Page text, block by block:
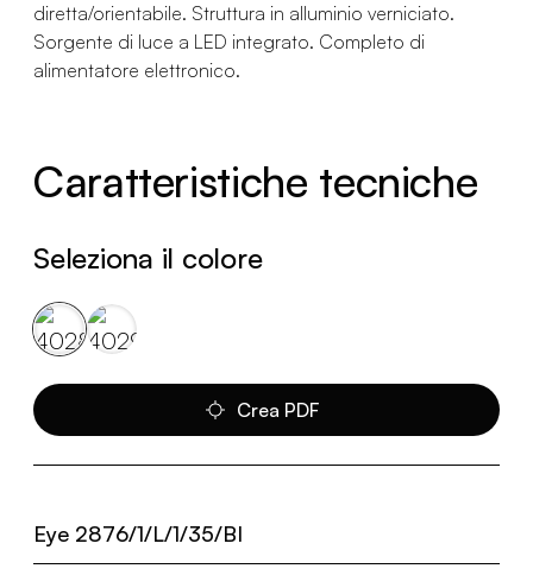
diretta/orientabile. Struttura in alluminio verniciato.
Sorgente di luce a LED integrato. Completo di
alimentatore elettronico.
Caratteristiche tecniche
Seleziona il colore
Crea PDF
Eye 2876/1/L/1/35/BI